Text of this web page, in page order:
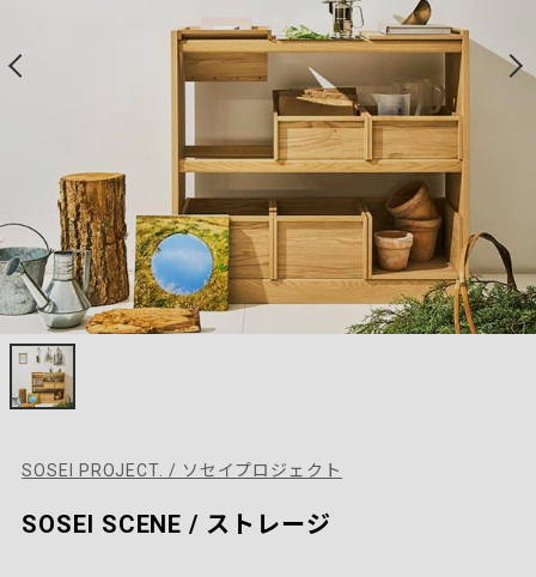
SOSEI PROJECT. / ソセイプロジェクト
SOSEI SCENE / ストレージ